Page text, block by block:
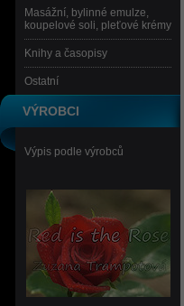
Masážní, bylinné emulze,
koupelové soli, pleťové krémy
Knihy a časopisy
Ostatní
VÝROBCI
Výpis podle výrobců